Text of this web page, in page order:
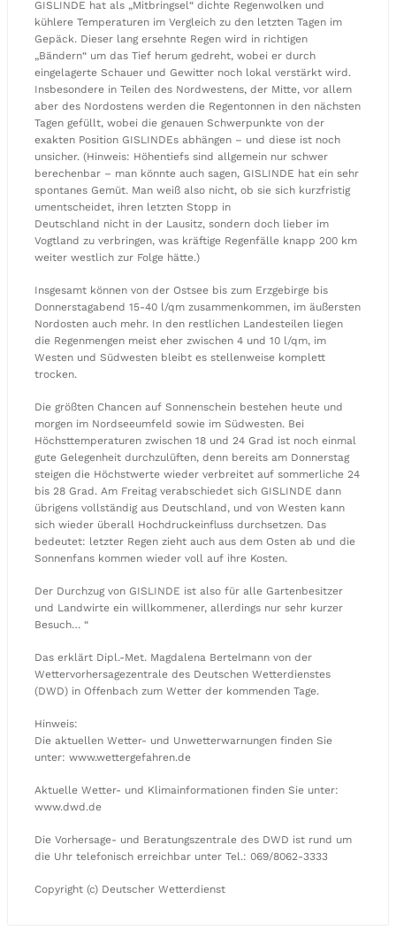
GISLINDE hat als „Mitbringsel“ dichte Regenwolken und
kühlere Temperaturen im Vergleich zu den letzten Tagen im
Gepäck. Dieser lang ersehnte Regen wird in richtigen
„Bändern“ um das Tief herum gedreht, wobei er durch
eingelagerte Schauer und Gewitter noch lokal verstärkt wird.
Insbesondere in Teilen des Nordwestens, der Mitte, vor allem
aber des Nordostens werden die Regentonnen in den nächsten
Tagen gefüllt, wobei die genauen Schwerpunkte von der
exakten Position GISLINDEs abhängen – und diese ist noch
unsicher. (Hinweis: Höhentiefs sind allgemein nur schwer
berechenbar – man könnte auch sagen, GISLINDE hat ein sehr
spontanes Gemüt. Man weiß also nicht, ob sie sich kurzfristig
umentscheidet, ihren letzten Stopp in
Deutschland nicht in der Lausitz, sondern doch lieber im
Vogtland zu verbringen, was kräftige Regenfälle knapp 200 km
weiter westlich zur Folge hätte.)
Insgesamt können von der Ostsee bis zum Erzgebirge bis
Donnerstagabend 15-40 l/qm zusammenkommen, im äußersten
Nordosten auch mehr. In den restlichen Landesteilen liegen
die Regenmengen meist eher zwischen 4 und 10 l/qm, im
Westen und Südwesten bleibt es stellenweise komplett
trocken.
Die größten Chancen auf Sonnenschein bestehen heute und
morgen im Nordseeumfeld sowie im Südwesten. Bei
Höchsttemperaturen zwischen 18 und 24 Grad ist noch einmal
gute Gelegenheit durchzulüften, denn bereits am Donnerstag
steigen die Höchstwerte wieder verbreitet auf sommerliche 24
bis 28 Grad. Am Freitag verabschiedet sich GISLINDE dann
übrigens vollständig aus Deutschland, und von Westen kann
sich wieder überall Hochdruckeinfluss durchsetzen. Das
bedeutet: letzter Regen zieht auch aus dem Osten ab und die
Sonnenfans kommen wieder voll auf ihre Kosten.
Der Durchzug von GISLINDE ist also für alle Gartenbesitzer
und Landwirte ein willkommener, allerdings nur sehr kurzer
Besuch… “
Das erklärt Dipl.-Met. Magdalena Bertelmann von der
Wettervorhersagezentrale des Deutschen Wetterdienstes
(DWD) in Offenbach zum Wetter der kommenden Tage.
Hinweis:
Die aktuellen Wetter- und Unwetterwarnungen finden Sie
unter: www.wettergefahren.de
Aktuelle Wetter- und Klimainformationen finden Sie unter:
www.dwd.de
Die Vorhersage- und Beratungszentrale des DWD ist rund um
die Uhr telefonisch erreichbar unter Tel.: 069/8062-3333
Copyright (c) Deutscher Wetterdienst